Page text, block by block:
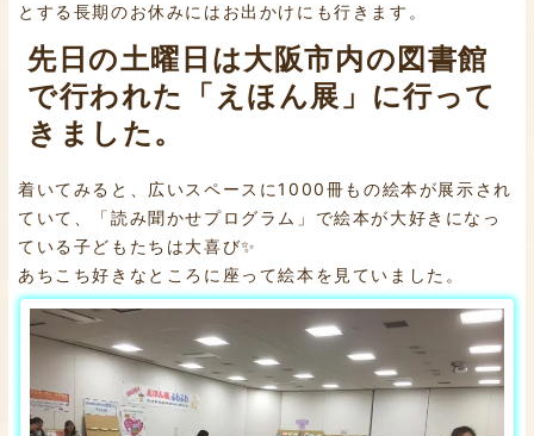
とする長期のお休みにはお出かけにも行きます。
先日の土曜日は大阪市内の図書館
で行われた「えほん展」に行って
きました。
着いてみると、広いスペースに1000冊もの絵本が展示され
ていて、「読み聞かせプログラム」で絵本が大好きになっ
ている子どもたちは大喜び✨
あちこち好きなところに座って絵本を見ていました。